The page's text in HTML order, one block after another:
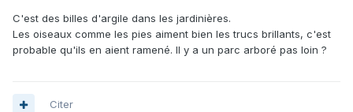
C'est des billes d'argile dans les jardinières.
Les oiseaux comme les pies aiment bien les trucs brillants, c'est
probable qu'ils en aient ramené. Il y a un parc arboré pas loin ?
Citer